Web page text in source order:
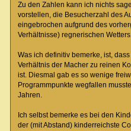
Zu den Zahlen kann ich nichts
vorstellen, die Besucherzahl des
eingebrochen aufgrund des
Verhältnisse) regnerischen
Was ich definitiv bemerke, ist,
Verhältnis der Macher zu reinen
ist. Diesmal gab es so wenige
Programmpunkte wegfallen
Jahren.
Ich selbst bemerke es bei den
der (mit Abstand) kinderreichste